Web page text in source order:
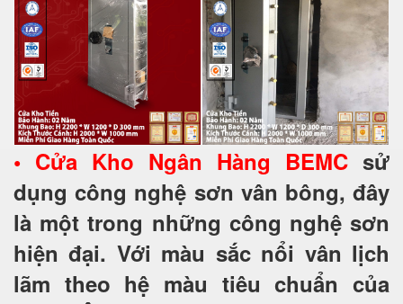
• Cửa Kho Ngân Hàng BEMC sử
dụng công nghệ sơn vân bông, đây
là một trong những công nghệ sơn
hiện đại. Với màu sắc nổi vân lịch
lãm theo hệ màu tiêu chuẩn của